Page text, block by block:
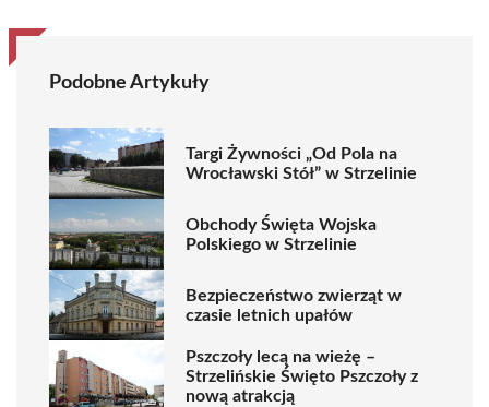
Podobne Artykuły
Targi Żywności „Od Pola na
Wrocławski Stół” w Strzelinie
Obchody Święta Wojska
Polskiego w Strzelinie
Bezpieczeństwo zwierząt w
czasie letnich upałów
Pszczoły lecą na wieżę –
Strzelińskie Święto Pszczoły z
nową atrakcją